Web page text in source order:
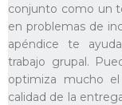
conjunto como un
en problemas de
apéndice te
trabajo grupal.
optimiza mucho
calidad de la